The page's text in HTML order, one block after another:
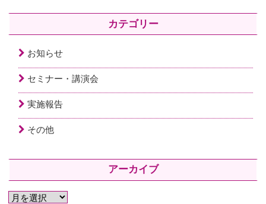
カテゴリー
お知らせ
セミナー・講演会
実施報告
その他
アーカイブ